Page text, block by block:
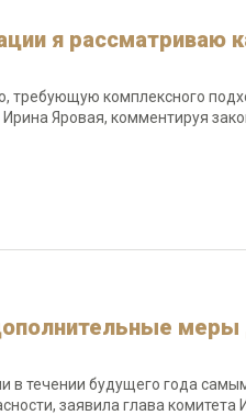
я рассматриваю
требующую комплексного
Яровая, комментируя
меры
в течении будущего года
заявила глава комитета